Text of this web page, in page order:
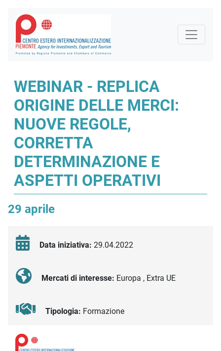
WEBINAR - REPLICA
ORIGINE DELLE MERCI:
NUOVE REGOLE,
CORRETTA
DETERMINAZIONE E
ASPETTI OPERATIVI
29 aprile
Data iniziativa: 29.04.2022
Mercati di interesse: Europa , Extra UE
Tipologia: Formazione